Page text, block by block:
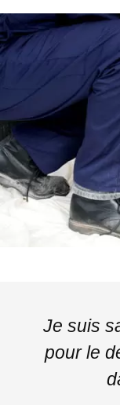
Je suis
pour le